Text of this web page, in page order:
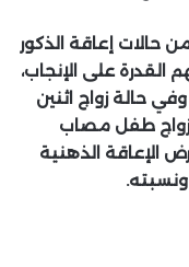
عبد المجيد إلى أن 9. 99% من حالات إعاقة الذكور
القدرة على الإنجاب،
حالة زواج اثنين
طفل مصاب
الإعاقة الذهنية